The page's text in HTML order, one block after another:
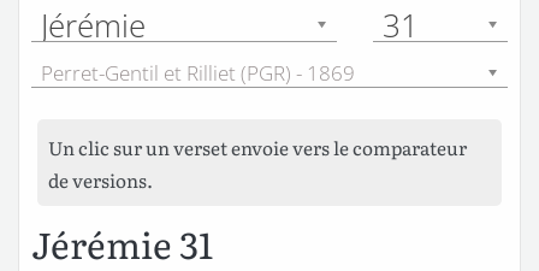
Jérémie 31
Perret-Gentil et Rilliet (PGR) - 1869
Un clic sur un verset envoie vers le comparateur
de versions.
Jérémie 31